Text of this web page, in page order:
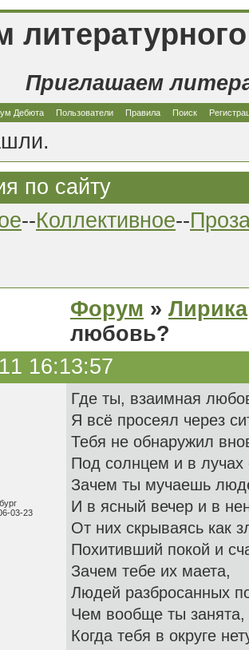
Приглашаем
Дебюта Пользователи Правила Поиск
по сайту
--Коллективное--
Форум » Лирика
любовь?
16:13:57
03-23
Где ты, взаимная
Я всё просеял через
Тебя не обнаружил
Под солнцем и в лучах
Зачем ты мучаешь
И в ясный вечер и в
От них скрываясь как
Похитивший покой и
Зачем тебе их маета,
Людей разбросанных
Чем вообще ты занята,
Когда тебя в округе